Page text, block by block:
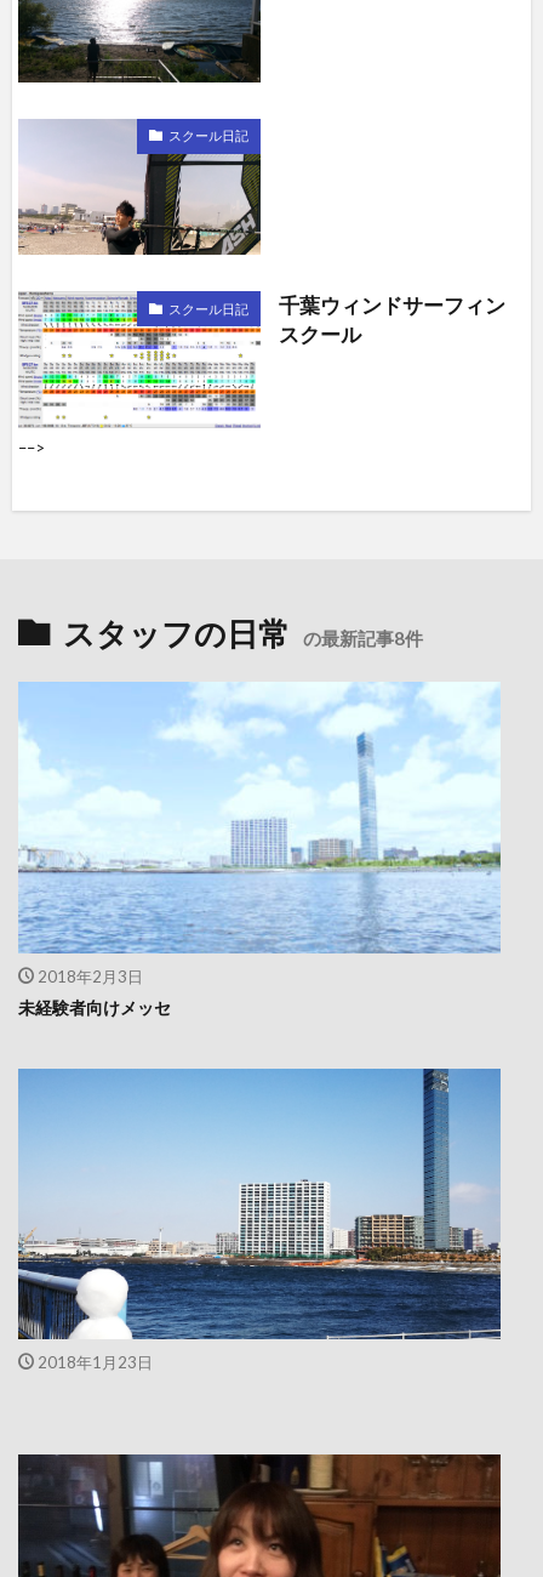
スクール日記
スクール日記
千葉ウィンドサーフィン
スクール
––>
スタッフの日常 の最新記事8件
2018年2月3日
未経験者向けメッセ
2018年1月23日